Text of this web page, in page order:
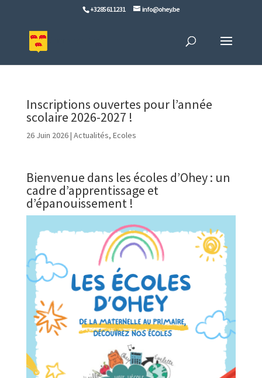
+32 85 61 12 31 info@ohey.be
Inscriptions ouvertes pour l’année
scolaire 2026-2027 !
26 Juin 2026| Actualités, Ecoles
Bienvenue dans les écoles d’Ohey : un
cadre d’apprentissage et
d’épanouissement !